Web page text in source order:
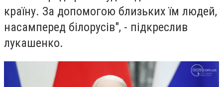
країну. За допомогою близьких їм людей,
насамперед білорусів", - підкреслив
лукашенко.